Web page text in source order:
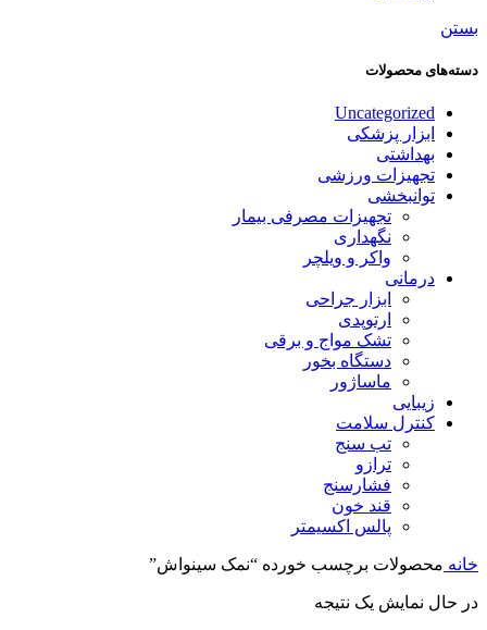
بستن
دسته‌های محصولات
Uncategorized
ابزار پزشکی
بهداشتی
تجهیزات ورزشی
توانبخشی
تجهیزات مصرفی بیمار
نگهداری
واکر و ویلچر
درمانی
ابزار جراحی
ارتوپدی
تشک مواج و برقی
دستگاه بخور
ماساژور
زیبایی
کنترل سلامت
تب سنج
ترازو
فشارسنج
قند خون
پالس اکسیمتر
خانه محصولات برچسب خورده “نمک سینواش”
در حال نمایش یک نتیجه